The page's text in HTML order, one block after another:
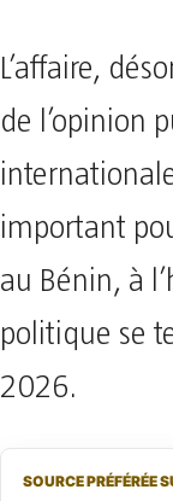
L’affaire,
de l’opinion
important
au Bénin, à
politique se
2026.
SOURCE PRÉFÉRÉE